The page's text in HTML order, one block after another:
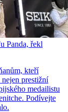
Panda, řekl
kteří
prestižní
medailistu
Podívejte